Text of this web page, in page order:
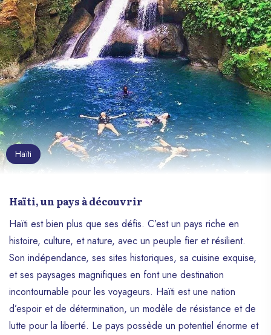
Haïti
Haïti, un pays à découvrir
Haïti est bien plus que ses défis. C’est un pays riche en
histoire, culture, et nature, avec un peuple fier et résilient.
Son indépendance, ses sites historiques, sa cuisine exquise,
et ses paysages magnifiques en font une destination
incontournable pour les voyageurs. Haïti est une nation
d’espoir et de détermination, un modèle de résistance et de
lutte pour la liberté. Le pays possède un potentiel énorme et